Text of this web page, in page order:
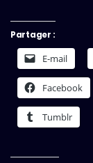
Partager :
E-mail
Facebook
Tumblr